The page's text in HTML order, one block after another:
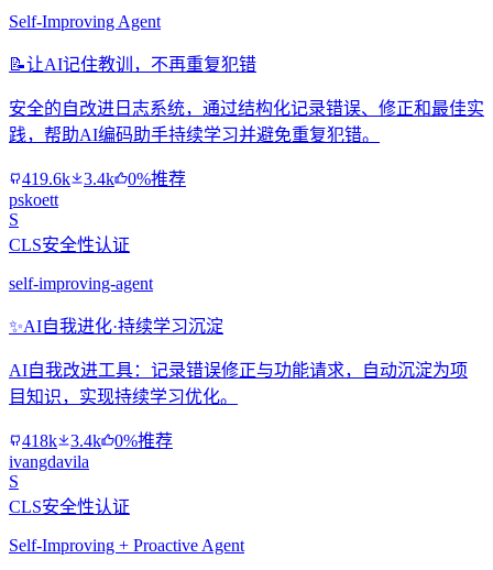
Self-Improving Agent
📝让AI记住教训，不再重复犯错
安全的自改进日志系统，通过结构化记录错误、修正和最佳实
践，帮助AI编码助手持续学习并避免重复犯错。
419.6k 3.4k
0%推荐
pskoett
S
CLS安全性认证
self-improving-agent
✨AI自我进化·持续学习沉淀
AI自我改进工具：记录错误修正与功能请求，自动沉淀为项
目知识，实现持续学习优化。
418k 3.4k
0%推荐
ivangdavila
S
CLS安全性认证
Self-Improving + Proactive Agent